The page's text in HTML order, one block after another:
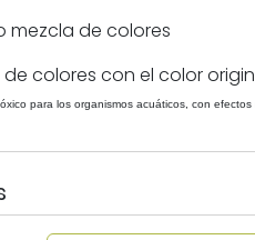
mezcla de colores
colores con el color
para los organismos acuáticos, con efectos